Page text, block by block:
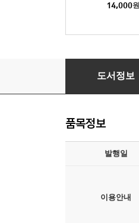
14,000원
초역 채근담
도서정보
품목정보
발행일
이용안내